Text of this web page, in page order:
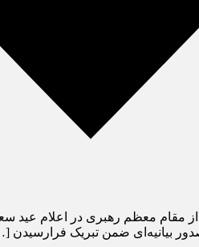
معظم رهبری در اعلام عید
بیانیه‌ای ضمن تبریک فرارسیدن